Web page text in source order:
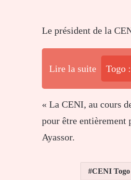
Le président de la
Lire la suite Togo
« La CENI, au cours
pour être entièrement
Ayassor.
CENI Togo